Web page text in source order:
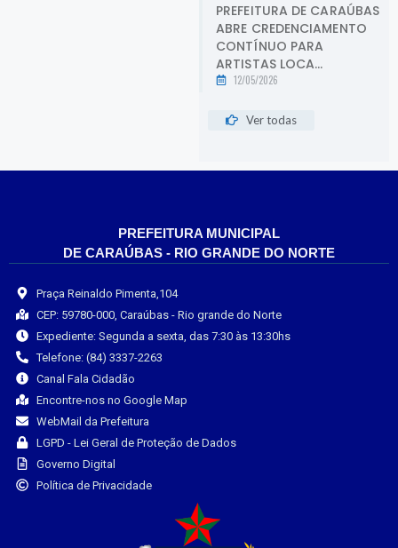
PREFEITURA DE CARAÚBAS
ABRE CREDENCIAMENTO
CONTÍNUO PARA
ARTISTAS LOCA...
12/05/2026
Ver todas
PREFEITURA MUNICIPAL
DE CARAÚBAS - RIO GRANDE DO NORTE
Praça Reinaldo Pimenta,104
CEP: 59780-000, Caraúbas - Rio grande do Norte
Expediente: Segunda a sexta, das 7:30 às 13:30hs
Telefone: (84) 3337-2263
Canal Fala Cidadão
Encontre-nos no Google Map
WebMail da Prefeitura
LGPD - Lei Geral de Proteção de Dados
Governo Digital
Política de Privacidade